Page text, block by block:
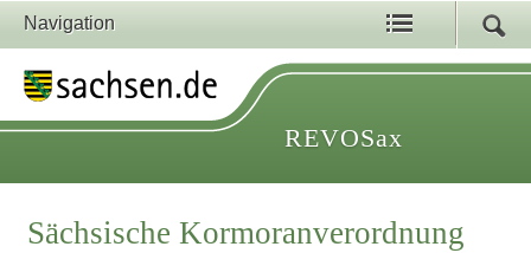
Navigation
REVOSax
Sächsische Kormoranverordnung